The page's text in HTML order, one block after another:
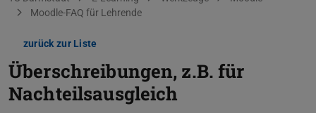
Moodle-FAQ für Lehrende
zurück zur Liste
Überschreibungen, z.B. für
Nachteilsausgleich